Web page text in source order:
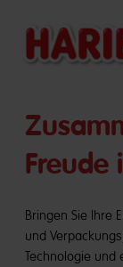
Freude
Bringen Sie Ihre
und
Technologie und